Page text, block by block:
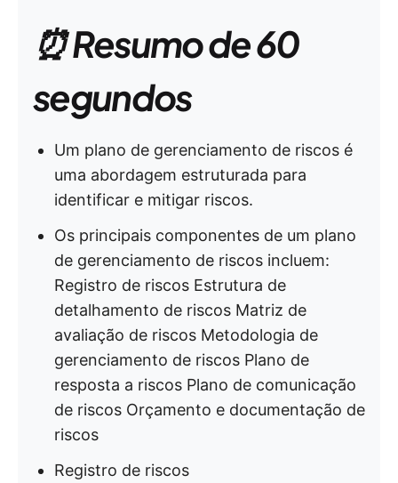
⏰ Resumo de 60
segundos
Um plano de gerenciamento de riscos é
uma abordagem estruturada para
identificar e mitigar riscos.
Os principais componentes de um plano
de gerenciamento de riscos incluem:
Registro de riscos Estrutura de
detalhamento de riscos Matriz de
avaliação de riscos Metodologia de
gerenciamento de riscos Plano de
resposta a riscos Plano de comunicação
de riscos Orçamento e documentação de
riscos
Registro de riscos